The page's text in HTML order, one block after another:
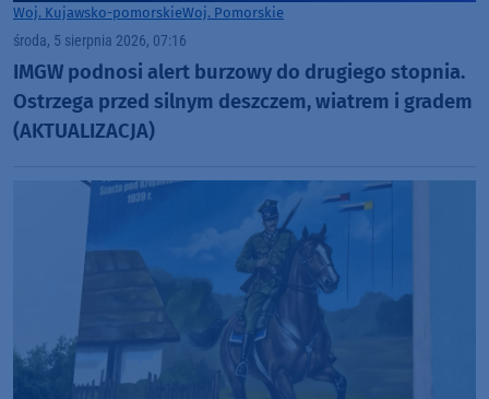
Woj. Kujawsko-pomorskieWoj. Pomorskie
środa, 5 sierpnia 2026, 07:16
IMGW podnosi alert burzowy do drugiego stopnia.
Ostrzega przed silnym deszczem, wiatrem i gradem
(AKTUALIZACJA)